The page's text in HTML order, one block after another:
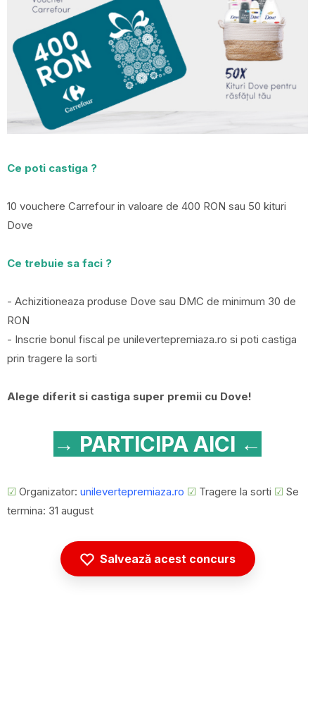
Ce poti castiga ?
10 vouchere Carrefour in valoare de 400 RON sau 50 kituri
Dove
Ce trebuie sa faci ?
- Achizitioneaza produse Dove sau DMC de minimum 30 de
RON
- Inscrie bonul fiscal pe unilevertepremiaza.ro si poti castiga
prin tragere la sorti
Alege diferit si castiga super premii cu Dove!
→ PARTICIPA AICI ←
☑ Organizator: unilevertepremiaza.ro ☑ Tragere la sorti ☑ Se
termina: 31 august
Salvează acest concurs